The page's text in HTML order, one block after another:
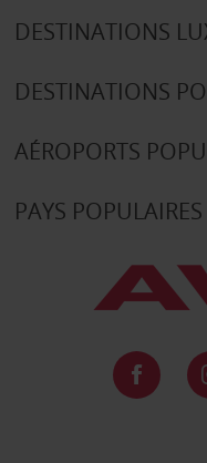
DESTINATIONS
DESTINATIONS
AÉROPORTS
PAYS POPULAIRES